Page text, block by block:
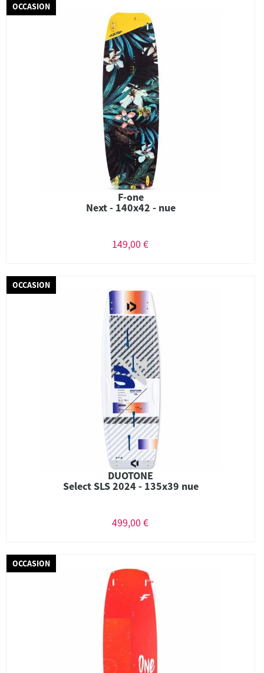
OCCASION
F-one
Next - 140x42 - nue
149,00 €
OCCASION
DUOTONE
Select SLS 2024 - 135x39 nue
499,00 €
OCCASION